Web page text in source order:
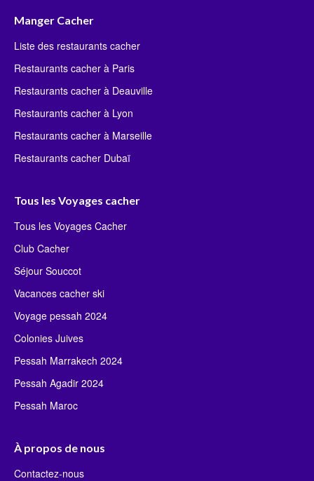
Manger Cacher
Liste des restaurants cacher
Restaurants cacher à Paris
Restaurants cacher à Deauville
Restaurants cacher à Lyon
Restaurants cacher à Marseille
Restaurants cacher Dubaï
Tous les Voyages cacher
Tous les Voyages Cacher
Club Cacher
Séjour Souccot
Vacances cacher ski
Voyage pessah 2024
Colonies Juives
Pessah Marrakech 2024
Pessah Agadir 2024
Pessah Maroc
À propos de nous
Contactez-nous